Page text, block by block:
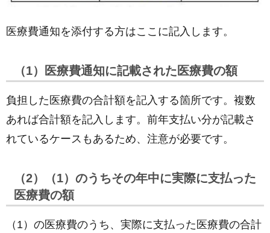
医療費通知を添付する方はここに記入します。
（1）医療費通知に記載された医療費の額
負担した医療費の合計額を記入する箇所です。複数
あれば合計額を記入します。前年支払い分が記載さ
れているケースもあるため、注意が必要です。
（2）（1）のうちその年中に実際に支払った
医療費の額
（1）の医療費のうち、実際に支払った医療費の合計